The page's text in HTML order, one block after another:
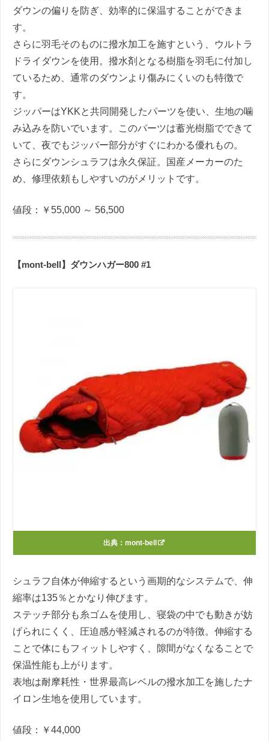
ダウンの偏りを防ぎ、効率的に保温することができま
す。
さらに羽毛そのものに撥水加工を施すという、ウルトラ
ドライダウンを使用。撥水剤となる樹脂を羽毛に付加し
ているため、通常のダウンより傷みにくいのも特徴で
す。
ジッパーはYKKと共同開発したパーツを使い、生地の噛
み込みを防いでいます。このパーツは蓄光樹脂でできて
いて、夜でもジッパー部分がすぐにわかる優れもの。
さらにダウンシュラフは永久保証。国産メーカーのた
め、修理依頼もしやすいのがメリットです。
値段：￥55,000 ～ 56,500
【mont-bell】ダウンハガー800 #1
出典： mont-bell
シュラフ自体が伸縮するという画期的なシステムで、伸
縮率は135％とかなり伸びます。
ステッチ部分も糸ゴムを使用し、寝袋の中でも動きが妨
げられにくく、圧迫感が軽減されるのが特徴。伸縮する
ことで体にもフィットしやすく、隙間がなくなることで
保温性能も上がります。
表地は耐摩耗性・世界最高レベルの撥水加工を施したナ
イロン生地を使用しています。
値段：￥44,000